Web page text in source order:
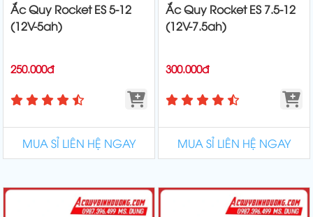
Ắc Quy Rocket ES 5-12
(12V-5ah)
250.000đ
MUA SỈ LIÊN HỆ NGAY
Ắc Quy Rocket ES 7.5-12
(12V-7.5ah)
300.000đ
MUA SỈ LIÊN HỆ NGAY